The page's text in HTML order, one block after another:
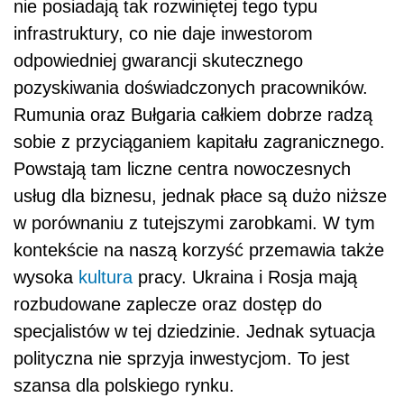
nie posiadają tak rozwiniętej tego typu
infrastruktury, co nie daje inwestorom
odpowiedniej gwarancji skutecznego
pozyskiwania doświadczonych pracowników.
Rumunia oraz Bułgaria całkiem dobrze radzą
sobie z przyciąganiem kapitału zagranicznego.
Powstają tam liczne centra nowoczesnych
usług dla biznesu, jednak płace są dużo niższe
w porównaniu z tutejszymi zarobkami. W tym
kontekście na naszą korzyść przemawia także
wysoka kultura pracy. Ukraina i Rosja mają
rozbudowane zaplecze oraz dostęp do
specjalistów w tej dziedzinie. Jednak sytuacja
polityczna nie sprzyja inwestycjom. To jest
szansa dla polskiego rynku.